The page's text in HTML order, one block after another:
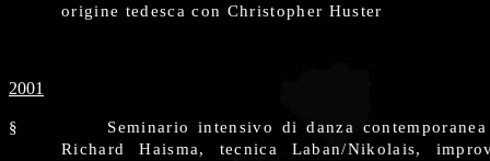
origine tedesca con Christopher Huster
2001
§
Seminario intensivo di danza
Richard Haisma, tecnica Laban/Nikolais,